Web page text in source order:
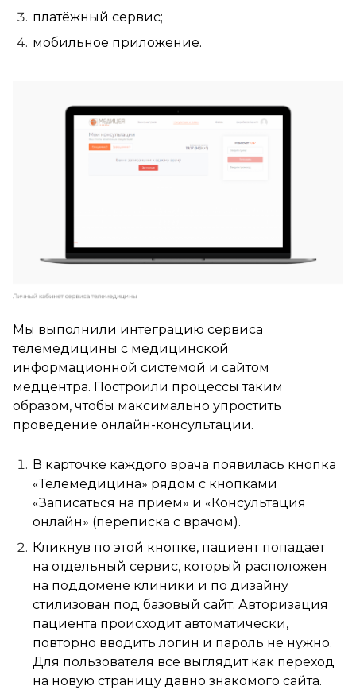
платёжный сервис;
мобильное приложение.
Мы выполнили интеграцию сервиса
телемедицины с медицинской
информационной системой и сайтом
медцентра. Построили процессы таким
образом, чтобы максимально упростить
проведение онлайн-консультации.
В карточке каждого врача появилась кнопка
«Телемедицина» рядом с кнопками
«Записаться на прием» и «Консультация
онлайн» (переписка с врачом).
Кликнув по этой кнопке, пациент попадает
на отдельный сервис, который расположен
на поддомене клиники и по дизайну
стилизован под базовый сайт. Авторизация
пациента происходит автоматически,
повторно вводить логин и пароль не нужно.
Для пользователя всё выглядит как переход
на новую страницу давно знакомого сайта.